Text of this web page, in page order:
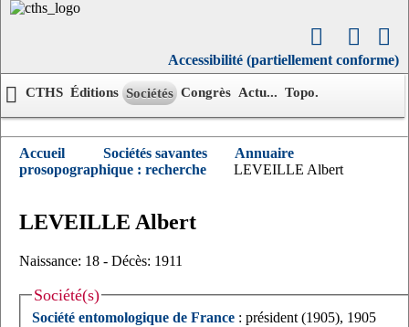
Accessibilité (partiellement conforme)
CTHS Éditions Sociétés Congrès Actu... Topo.
Accueil Sociétés savantes
Annuaire
prosopographique : recherche
LEVEILLE Albert
LEVEILLE Albert
Naissance: 18 - Décès: 1911
Société(s)
Société entomologique de France : président (1905), 1905